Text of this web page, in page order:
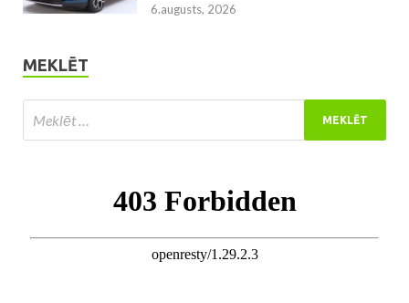
6.augusts, 2026
MEKLĒT